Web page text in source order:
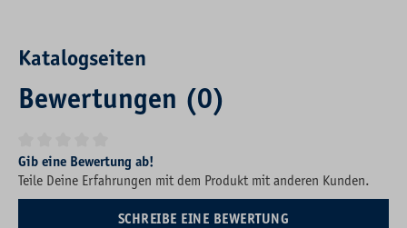
Katalogseiten
Bewertungen (0)
Durchschnittliche Bewertung von 0 von 5 Sternen
Gib eine Bewertung ab!
Teile Deine Erfahrungen mit dem Produkt mit anderen Kunden.
SCHREIBE EINE BEWERTUNG